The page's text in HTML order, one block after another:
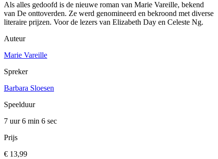
Als alles gedoofd is de nieuwe roman van Marie Vareille, bekend
van De onttoverden. Ze werd genomineerd en bekroond met diverse
literaire prijzen. Voor de lezers van Elizabeth Day en Celeste Ng.
Auteur
Marie Vareille
Spreker
Barbara Sloesen
Speelduur
7 uur 6 min 6 sec
Prijs
€ 13,99